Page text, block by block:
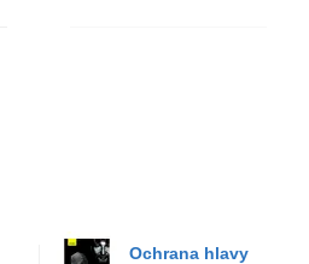
Ochrana hlavy